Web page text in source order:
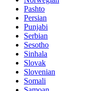
Pashto
Persian
Punjabi
Serbian
Sesotho
Sinhala
Slovak
Slovenian
Somali